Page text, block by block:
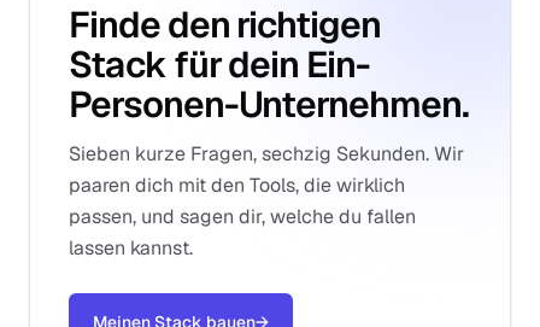
Finde den richtigen
Stack für dein Ein-
Personen-Unternehmen.
Sieben kurze Fragen, sechzig Sekunden. Wir
paaren dich mit den Tools, die wirklich
passen, und sagen dir, welche du fallen
lassen kannst.
Meinen Stack bauen→